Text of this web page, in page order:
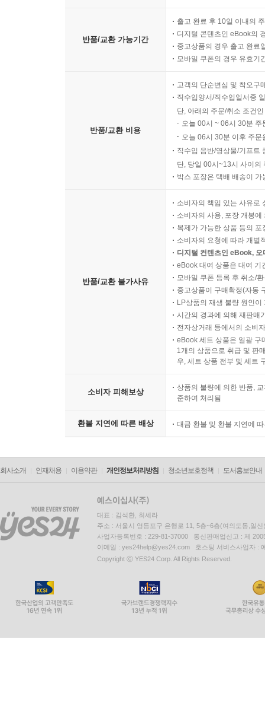
반품/교환 가능기간
출고 완료 후 10일 이내의
디지털 콘텐츠인 eBook의
중고상품의 경우 출고 완료
모바일 쿠폰의 경우 유효기
반품/교환 비용
고객의 단순변심 및 착오구
직수입양서/직수입일서중
단, 아래의 주문/취소 조건
오늘 00시 ~ 06시 30분
오늘 06시 30분 이후 주
직수입 음반/영상물/기프트
단, 당일 00시~13시 사이의
박스 포장은 택배 배송이
반품/교환 불가사유
소비자의 책임 있는 사유로
소비자의 사용, 포장 개봉
복제가 가능한 상품 등의
소비자의 요청에 따라 개별
디지털 컨텐츠인 eBook,
eBook 대여 상품은 대여 기
모바일 쿠폰 등록 후 취소/
중고상품이 구매확정(자동
LP상품의 재생 불량 원인
시간의 경과에 의해 재판매
전자상거래 등에서의 소비
eBook 세트 상품은 일괄 구
1개의 상품으로 취급 및 판
우, 세트 상품 전부 및 세트
소비자 피해보상
상품의 불량에 의한 반품,
준하여 처리됨
환불 지연에 따른 배상 대금 환불 및 환불 지연에
회사소개 인재채용 이용약관 개인정보처리방침 청소년보호정책 도서홍보안내
대표 : 김석환, 최세라
주소 : 서울시 영등포구 은행로 11, 5층~6층(여의도동,일신
사업자등록번호 : 229-81-37000 통신판매업신고 : 제
이메일 : yes24help@yes24.com 호스팅 서비스사업자 :
Copyright ⓒ YES24 Corp. All Rights Reserved.